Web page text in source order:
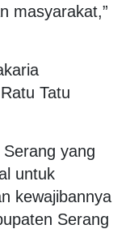
masyarakat,”
Ratu Tatu
yang
untuk
kewajibannya
Serang